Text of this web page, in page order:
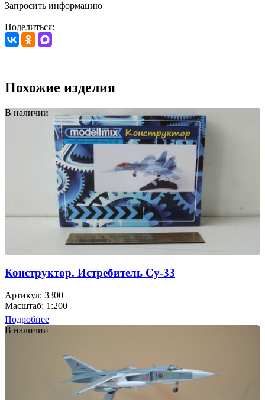
Запросить информацию
Поделиться:
Похожие изделия
В наличии
Конструктор. Истребитель Су-33
Артикул: 3300
Масштаб: 1:200
Подробнее
В наличии